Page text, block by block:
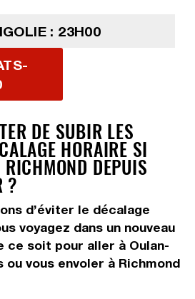
: 23H00
DE SUBIR LES
HORAIRE SI
DEPUIS
?
d’éviter le décalage
voyagez dans un nouveau
ce soit pour aller à Oulan-
ou vous envoler à Richmond